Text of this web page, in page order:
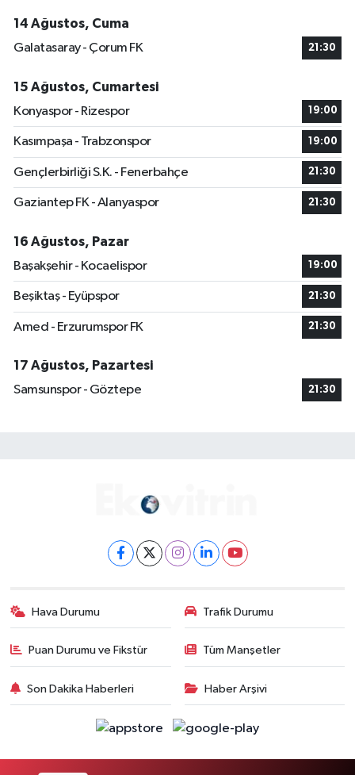
14 Ağustos, Cuma
Galatasaray - Çorum FK
21:30
15 Ağustos, Cumartesi
Konyaspor - Rizespor
19:00
Kasımpaşa - Trabzonspor 19:00
Gençlerbirliği S.K. - Fenerbahçe 21:30
Gaziantep FK - Alanyaspor 21:30
16 Ağustos, Pazar
Başakşehir - Kocaelispor
19:00
Beşiktaş - Eyüpspor 21:30
Amed - Erzurumspor FK 21:30
17 Ağustos, Pazartesi
Samsunspor - Göztepe
21:30
Hava Durumu Trafik Durumu
Puan Durumu ve Fikstür Tüm Manşetler
Son Dakika Haberleri Haber Arşivi